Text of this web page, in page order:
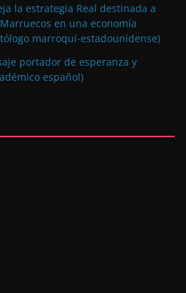
la estrategia Real destinada a
en una economía
marroquí-estadounidense)
portador de esperanza y
español)